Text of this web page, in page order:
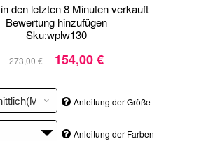
in den letzten 8 Minuten verkauft
Bewertung hinzufügen
Sku:wplw130
273,00 € 154,00 €
Anleitung der Größe
Anleitung der Farben